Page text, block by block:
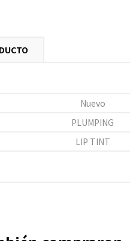
Nuevo
PLUMPING
LIP TINT